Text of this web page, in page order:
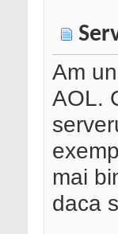
Am
AOL.
mai
daca